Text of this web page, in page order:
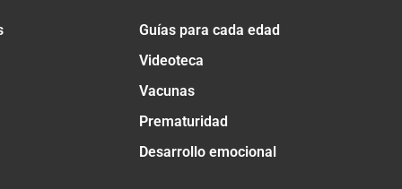
Guías para cada edad
Videoteca
Vacunas
Prematuridad
Desarrollo emocional